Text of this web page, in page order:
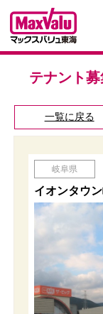
テナント募
一覧に戻る
岐阜県
イオンタウ